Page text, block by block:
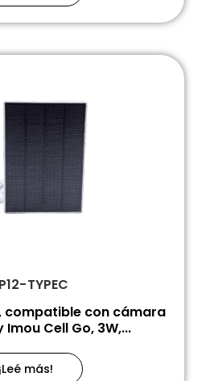
TYPEC
compatible con cámara
Imou Cell Go, 3W,...
¡Leé más!